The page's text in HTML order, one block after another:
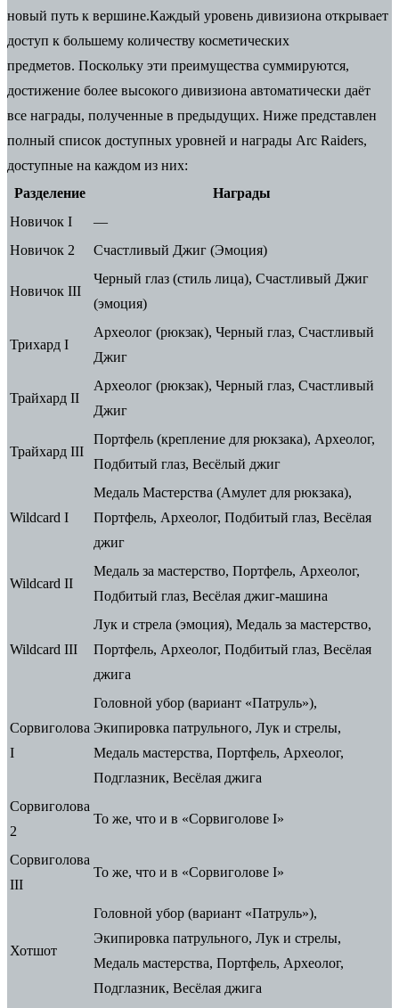
новый путь к вершине.Каждый уровень дивизиона открывает
доступ к большему количеству косметических
предметов. Поскольку эти преимущества суммируются,
достижение более высокого дивизиона автоматически даёт
все награды, полученные в предыдущих. Ниже представлен
полный список доступных уровней и награды Arc Raiders,
доступные на каждом из них:
Разделение
Награды
Новичок I
—
Новичок 2
Счастливый Джиг (Эмоция)
Новичок III
Черный глаз (стиль лица), Счастливый Джиг
(эмоция)
Трихард I
Археолог (рюкзак), Черный глаз, Счастливый
Джиг
Трайхард II
Археолог (рюкзак), Черный глаз, Счастливый
Джиг
Трайхард III
Портфель (крепление для рюкзака), Археолог,
Подбитый глаз, Весёлый джиг
Wildcard I
Медаль Мастерства (Амулет для рюкзака),
Портфель, Археолог, Подбитый глаз, Весёлая
джиг
Wildcard II
Медаль за мастерство, Портфель, Археолог,
Подбитый глаз, Весёлая джиг-машина
Wildcard III
Лук и стрела (эмоция), Медаль за мастерство,
Портфель, Археолог, Подбитый глаз, Весёлая
джига
Сорвиголова
I
Головной убор (вариант «Патруль»),
Экипировка патрульного, Лук и стрелы,
Медаль мастерства, Портфель, Археолог,
Подглазник, Весёлая джига
Сорвиголова
2
То же, что и в «Сорвиголове I»
Сорвиголова
III
То же, что и в «Сорвиголове I»
Хотшот
Головной убор (вариант «Патруль»),
Экипировка патрульного, Лук и стрелы,
Медаль мастерства, Портфель, Археолог,
Подглазник, Весёлая джига